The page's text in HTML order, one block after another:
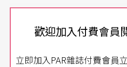
悉、知名度最高、也最為人崇
歡迎加入付費會員
立即加入PAR雜誌付費會員